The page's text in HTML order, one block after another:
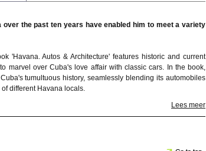
the past ten years have enabled him to meet a variety
'Havana. Autos & Architecture' features historic and current
marvel over Cuba's love affair with classic cars. In the book,
tumultuous history, seamlessly blending its automobiles
different Havana locals.
Lees meer